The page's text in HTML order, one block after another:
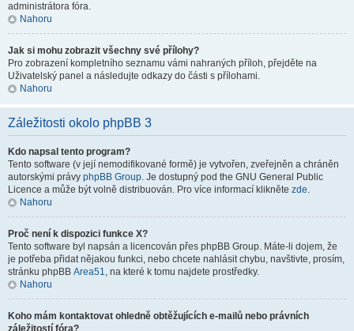
administrátora fóra.
Nahoru
Jak si mohu zobrazit všechny své přílohy?
Pro zobrazení kompletního seznamu vámi nahraných příloh, přejděte na
Uživatelský panel a následujte odkazy do části s přílohami.
Nahoru
Záležitosti okolo phpBB 3
Kdo napsal tento program?
Tento software (v její nemodifikované formě) je vytvořen, zveřejněn a chráněn
autorskými právy phpBB Group. Je dostupný pod the GNU General Public
Licence a může být volně distribuován. Pro více informací klikněte zde.
Nahoru
Proč není k dispozici funkce X?
Tento software byl napsán a licencován přes phpBB Group. Máte-li dojem, že
je potřeba přidat nějakou funkci, nebo chcete nahlásit chybu, navštivte, prosím,
stránku phpBB Area51, na které k tomu najdete prostředky.
Nahoru
Koho mám kontaktovat ohledně obtěžujících e-mailů nebo právních
záležitostí fóra?